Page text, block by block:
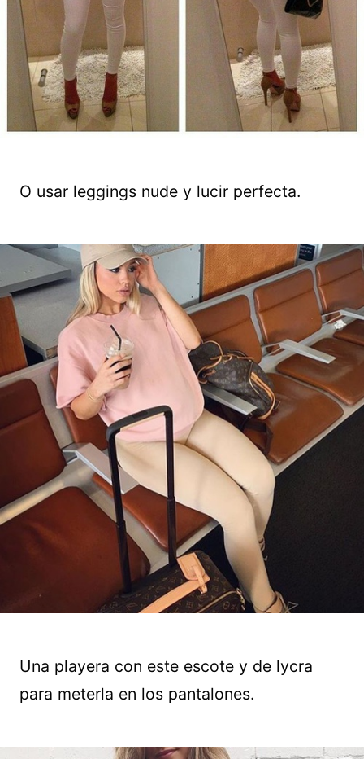
O usar leggings nude y lucir perfecta.
Una playera con este escote y de lycra
para meterla en los pantalones.